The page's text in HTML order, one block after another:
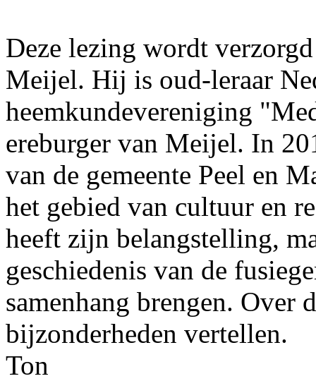
Deze lezing wordt
Meijel. Hij is oud-leraar
heemkundevereniging
ereburger van Meijel. In
van de gemeente Peel en
het gebied van cultuur en
heeft zijn belangstelling,
geschiedenis van de
samenhang brengen. Over
bijzonderheden vertellen.
Ton